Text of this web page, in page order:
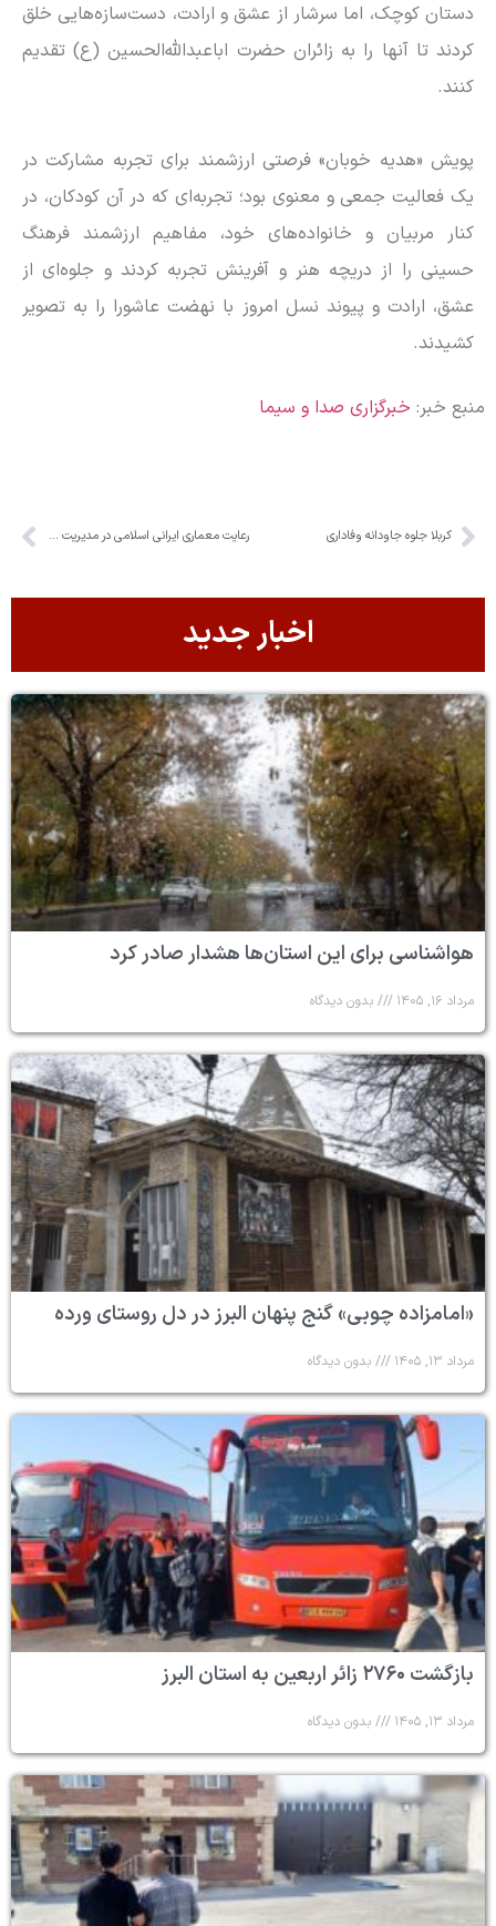
دستان کوچک، اما سرشار از عشق و ارادت، دست‌سازه‌هایی خلق
کردند تا آنها را به زائران حضرت اباعبدالله‌الحسین (ع) تقدیم
کنند.
پویش «هدیه خوبان» فرصتی ارزشمند برای تجربه مشارکت در
یک فعالیت جمعی و معنوی بود؛ تجربه‌ای که در آن کودکان، در
کنار مربیان و خانواده‌های خود، مفاهیم ارزشمند فرهنگ
حسینی را از دریچه هنر و آفرینش تجربه کردند و جلوه‌ای از
عشق، ارادت و پیوند نسل امروز با نهضت عاشورا را به تصویر
کشیدند.
منبع خبر: خبرگزاری صدا و سیما
کربلا جلوه جاودانه وفاداری رعایت معماری ایرانی اسلامی در مدیریت شهری یک ضرورت است
اخبار جدید
هواشناسی برای این استان‌ها هشدار صادر کرد
مرداد ۱۶, ۱۴۰۵ بدون دیدگاه
«امامزاده چوبی» گنج پنهان البرز در دل روستای ورده
مرداد ۱۳, ۱۴۰۵ بدون دیدگاه
بازگشت ۲۷۶۰ زائر اربعین به استان البرز
مرداد ۱۳, ۱۴۰۵ بدون دیدگاه